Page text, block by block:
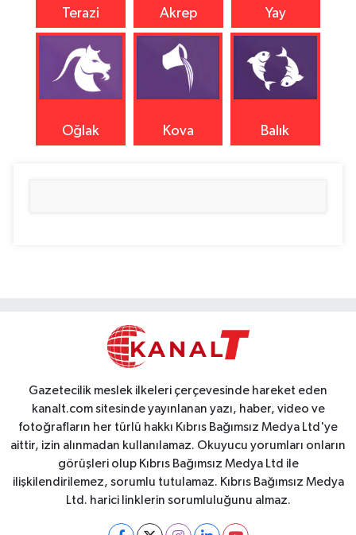
Terazi Akrep Yay
Oğlak Kova Balık
Gazetecilik meslek ilkeleri çerçevesinde hareket eden
kanalt.com sitesinde yayınlanan yazı, haber, video ve
fotoğrafların her türlü hakkı Kıbrıs Bağımsız Medya Ltd'ye
aittir, izin alınmadan kullanılamaz. Okuyucu yorumları onların
görüşleri olup Kıbrıs Bağımsız Medya Ltd ile
ilişkilendirilemez, sorumlu tutulamaz. Kıbrıs Bağımsız Medya
Ltd. harici linklerin sorumluluğunu almaz.